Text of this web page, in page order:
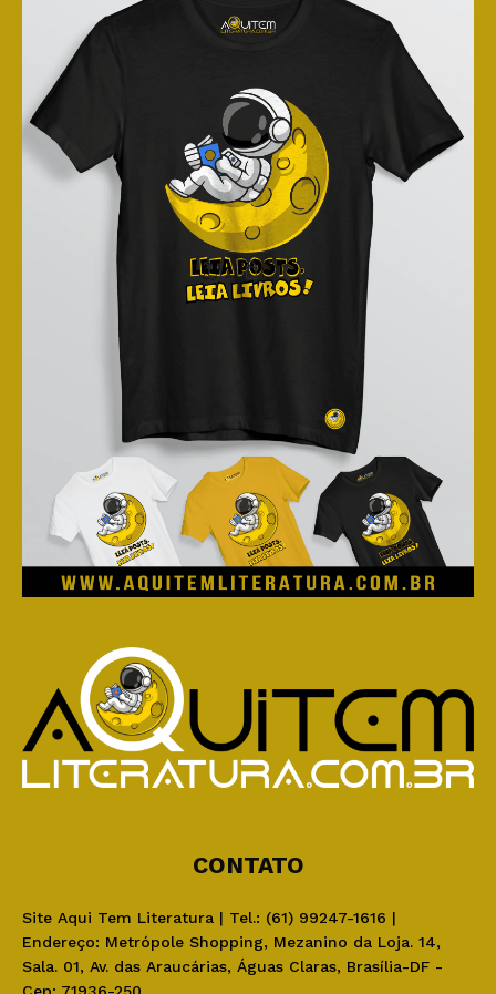
CONTATO
Site Aqui Tem Literatura | Tel.: (61) 99247-1616 |
Endereço: Metrópole Shopping, Mezanino da Loja. 14,
Sala. 01, Av. das Araucárias, Águas Claras, Brasília-DF -
Cep: 71936-250